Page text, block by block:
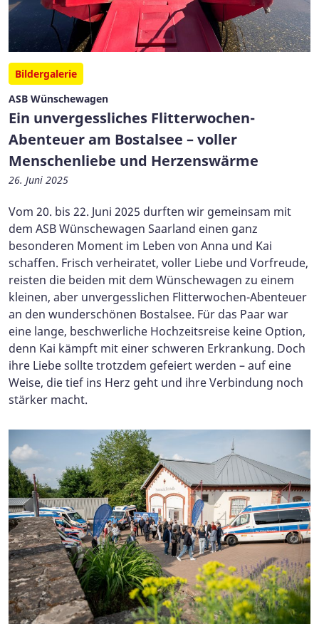
Bildergalerie
ASB Wünschewagen
Ein unvergessliches Flitterwochen-
Abenteuer am Bostalsee – voller
Menschenliebe und Herzenswärme
26. Juni 2025
Vom 20. bis 22. Juni 2025 durften wir gemeinsam mit
dem ASB Wünschewagen Saarland einen ganz
besonderen Moment im Leben von Anna und Kai
schaffen. Frisch verheiratet, voller Liebe und Vorfreude,
reisten die beiden mit dem Wünschewagen zu einem
kleinen, aber unvergesslichen Flitterwochen-Abenteuer
an den wunderschönen Bostalsee. Für das Paar war
eine lange, beschwerliche Hochzeitsreise keine Option,
denn Kai kämpft mit einer schweren Erkrankung. Doch
ihre Liebe sollte trotzdem gefeiert werden – auf eine
Weise, die tief ins Herz geht und ihre Verbindung noch
stärker macht.